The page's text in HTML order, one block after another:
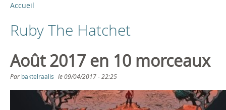
V
o
u
s
ê
Accueil
Ruby The Hatchet
Août 2017 en 10 morceaux
Par baktelraalis le09/04/2017 - 22:25